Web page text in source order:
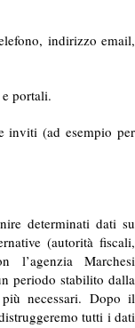
indirizzo email,
portali.
(ad esempio per
determinati dati su
(autorità fiscali,
Marchesi
periodo stabilito dalla
necessari. Dopo il
tutti i dati